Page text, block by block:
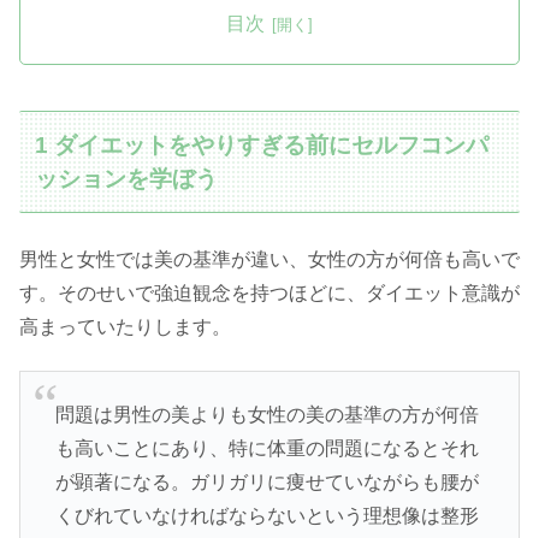
目次
1 ダイエットをやりすぎる前にセルフコンパ
ッションを学ぼう
男性と女性では美の基準が違い、女性の方が何倍も高いで
す。そのせいで強迫観念を持つほどに、ダイエット意識が
高まっていたりします。
問題は男性の美よりも女性の美の基準の方が何倍
も高いことにあり、特に体重の問題になるとそれ
が顕著になる。ガリガリに痩せていながらも腰が
くびれていなければならないという理想像は整形